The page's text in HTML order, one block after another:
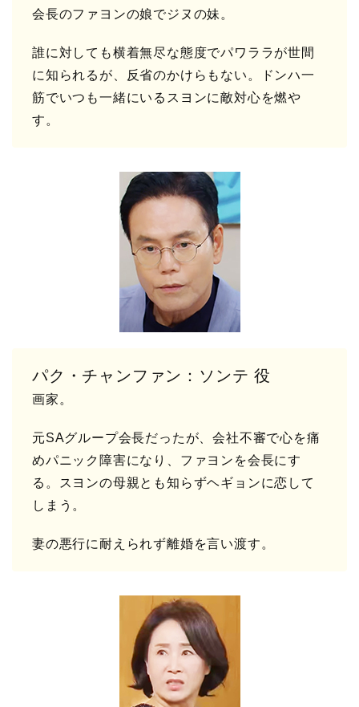
会長のファヨンの娘でジヌの妹。
誰に対しても横着無尽な態度でパワララが世間
に知られるが、反省のかけらもない。ドンハ一
筋でいつも一緒にいるスヨンに敵対心を燃や
す。
パク・チャンファン：ソンテ 役
画家。
元SAグループ会長だったが、会社不審で心を痛
めパニック障害になり、ファヨンを会長にす
る。スヨンの母親とも知らずヘギョンに恋して
しまう。
妻の悪行に耐えられず離婚を言い渡す。